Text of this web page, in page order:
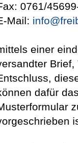
0761/
Mail:
einer
Brief,
dafür